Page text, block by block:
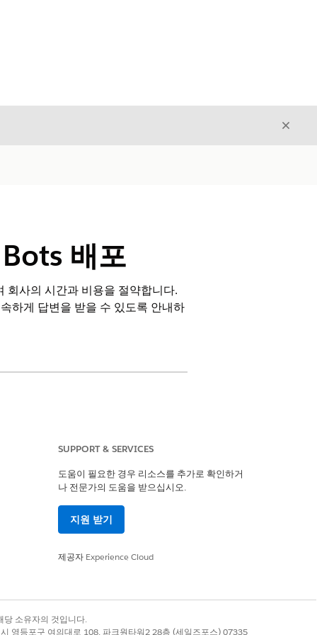
닫기
배포
사의 시간과 비용을 절약합니다.
하게 답변을 받을 수 있도록 안내하
다. 또한 랜딩 페이지에서 채팅 버튼의
SUPPORT & SERVICES
도움이 필요한 경우 리소스를 추가로 확인하거
나 전문가의 도움을 받으십시오.
지원 받기
제공자 Experience Cloud
소유자의 것입니다.
영등포구 여의대로 108, 파크원타워2 28층 (세일즈포스) 07335